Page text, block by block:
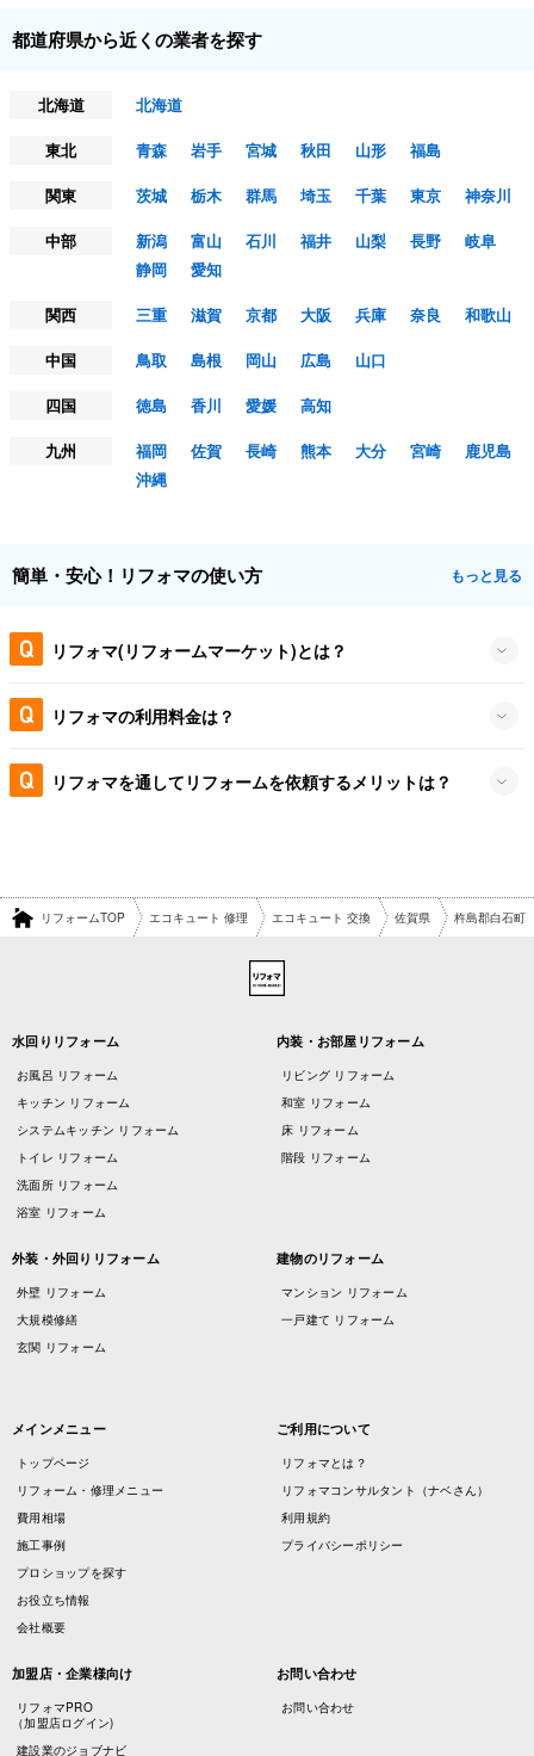
都道府県から近くの業者を探す
北海道
北海道
東北
青森 岩手 宮城 秋田 山形
福島
関東
茨城 栃木 群馬 埼玉 千葉 東京
神奈川
中部
新潟 富山 石川 福井 山梨 長野
岐阜
静岡
愛知
関西
三重 滋賀 京都 大阪 兵庫 奈良
和歌山
中国
鳥取 島根 岡山 広島
山口
四国
徳島 香川 愛媛
高知
九州
福岡 佐賀 長崎 熊本 大分 宮崎
鹿児島
沖縄
簡単・安心！リフォマの使い方 もっと見る
リフォマ(リフォームマーケット)とは？
リフォマの利用料金は？
リフォマを通してリフォームを依頼するメリットは？
リフォームTOP エコキュート 修理 エコキュート 交換 佐賀県 杵島郡白石町
水回りリフォーム
お風呂 リフォーム
キッチン リフォーム
システムキッチン リフォーム
トイレ リフォーム
洗面所 リフォーム
浴室 リフォーム
内装・お部屋リフォーム
リビング リフォーム
和室 リフォーム
床 リフォーム
階段 リフォーム
外装・外回りリフォーム
外壁 リフォーム
大規模修繕
玄関 リフォーム
建物のリフォーム
マンション リフォーム
一戸建て リフォーム
メインメニュー
トップページ
リフォーム・修理メニュー
費用相場
施工事例
プロショップを探す
お役立ち情報
会社概要
ご利用について
リフォマとは？
リフォマコンサルタント（ナベさん）
利用規約
プライバシーポリシー
加盟店・企業様向け
リフォマPRO
（加盟店ログイン)
建設業のジョブナビ
お問い合わせ
お問い合わせ